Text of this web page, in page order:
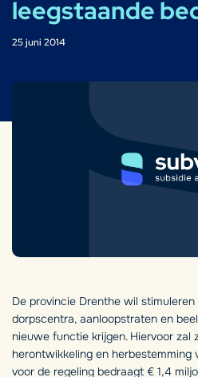
leegstaande
25 juni 2014
De provincie Drenthe wil
dorpscentra, aanloopstraten en
nieuwe functie krijgen. Hiervoor zal
herontwikkeling en herbestemming
voor de regeling bedraagt € 1,4